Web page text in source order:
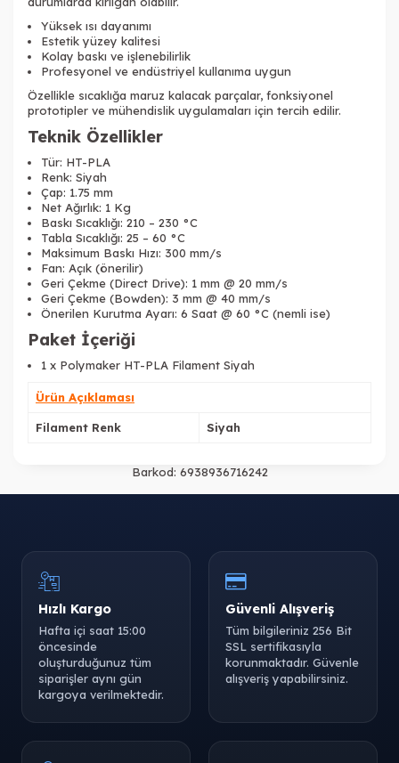
Yüksek ısı dayanımı
Estetik yüzey kalitesi
Kolay baskı ve işlenebilirlik
Profesyonel ve endüstriyel kullanıma uygun
Özellikle sıcaklığa maruz kalacak parçalar, fonksiyonel
prototipler ve mühendislik uygulamaları için tercih edilir.
Teknik Özellikler
Tür: HT-PLA
Renk: Siyah
Çap: 1.75 mm
Net Ağırlık: 1 Kg
Baskı Sıcaklığı: 210 – 230 °C
Tabla Sıcaklığı: 25 – 60 °C
Maksimum Baskı Hızı: 300 mm/s
Fan: Açık (önerilir)
Geri Çekme (Direct Drive): 1 mm @ 20 mm/s
Geri Çekme (Bowden): 3 mm @ 40 mm/s
Önerilen Kurutma Ayarı: 6 Saat @ 60 °C (nemli ise)
Paket İçeriği
1 x Polymaker HT-PLA Filament Siyah
Ürün Açıklaması
Filament Renk Siyah
Barkod: 6938936716242
Hızlı Kargo
Hafta içi saat 15:00
öncesinde
oluşturduğunuz tüm
siparişler aynı gün
kargoya verilmektedir.
Güvenli Alışveriş
Tüm bilgileriniz 256 Bit
SSL sertifikasıyla
korunmaktadır. Güvenle
alışveriş yapabilirsiniz.